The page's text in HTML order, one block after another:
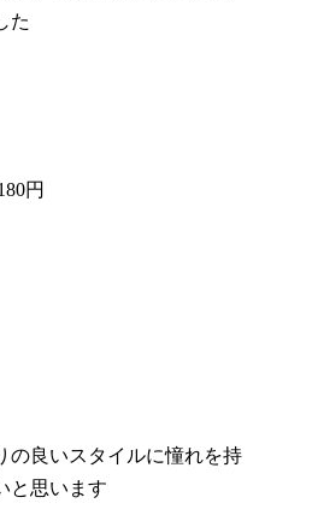
た
円
の良いスタイルに憧れを持
と思います